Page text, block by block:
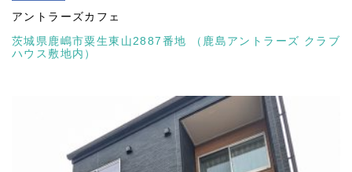
アントラーズカフェ
茨城県鹿嶋市粟生東山2887番地 （鹿島アントラーズ クラブ
ハウス敷地内）